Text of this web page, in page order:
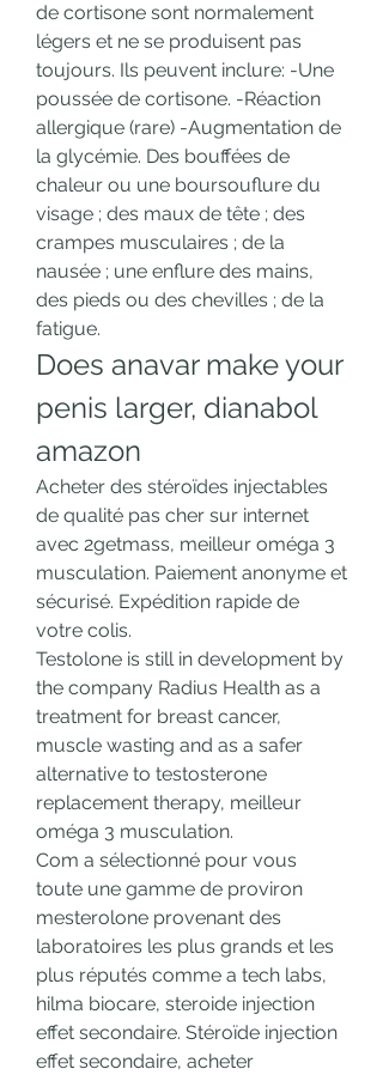
de cortisone sont normalement
légers et ne se produisent pas
toujours. Ils peuvent inclure: -Une
poussée de cortisone. -Réaction
allergique (rare) -Augmentation de
la glycémie. Des bouffées de
chaleur ou une boursouflure du
visage ; des maux de tête ; des
crampes musculaires ; de la
nausée ; une enflure des mains,
des pieds ou des chevilles ; de la
fatigue.
Does anavar make your
penis larger, dianabol
amazon
Acheter des stéroïdes injectables
de qualité pas cher sur internet
avec 2getmass, meilleur oméga 3
musculation. Paiement anonyme et
sécurisé. Expédition rapide de
votre colis.
Testolone is still in development by
the company Radius Health as a
treatment for breast cancer,
muscle wasting and as a safer
alternative to testosterone
replacement therapy, meilleur
oméga 3 musculation.
Com a sélectionné pour vous
toute une gamme de proviron
mesterolone provenant des
laboratoires les plus grands et les
plus réputés comme a tech labs,
hilma biocare, steroide injection
effet secondaire. Stéroïde injection
effet secondaire, acheter